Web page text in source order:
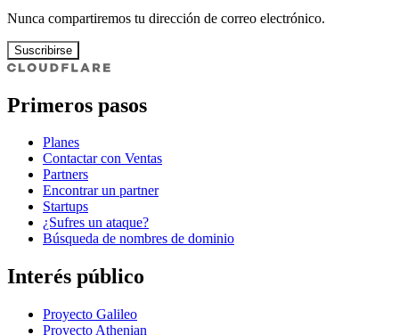
Nunca compartiremos tu dirección de correo electrónico.
Suscribirse
Primeros pasos
Planes
Contactar con Ventas
Partners
Encontrar un partner
Startups
¿Sufres un ataque?
Búsqueda de nombres de dominio
Interés público
Proyecto Galileo
Proyecto Athenian